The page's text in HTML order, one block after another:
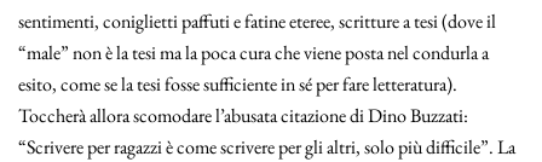
sentimenti, coniglietti paffuti e fatine eteree, scritture a tesi (dove il
“male” non è la tesi ma la poca cura che viene posta nel condurla a
esito, come se la tesi fosse sufficiente in sé per fare letteratura).
Toccherà allora scomodare l’abusata citazione di Dino Buzzati:
“Scrivere per ragazzi è come scrivere per gli altri, solo più difficile”. La